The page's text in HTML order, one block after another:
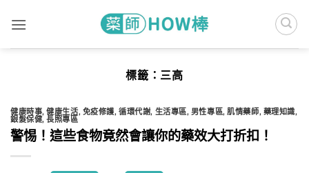
標籤： 三高
健康時事,健康生活, 免疫修護,循環代謝, 生活專區, 男性專區,肌情藥師, 藥理知識,
銀髮保健,長照專區
警惕！這些食物竟然會讓你的藥效大打折扣！